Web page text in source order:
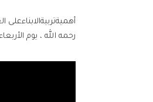
رحمه الله ، يوم الأربعاء 1446/2/